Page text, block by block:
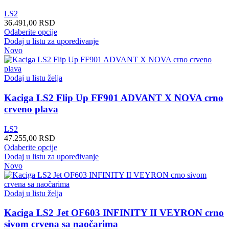
LS2
36.491,00 RSD
Odaberite opcijeOvaj
proizvod
više
Opcije
biti
izabrane
na
Dodaj u listu za upoređivanje
Novo
Dodaj u listu želja
Kaciga LS2 Flip Up FF901 ADVANT X NOVA crno
crveno plava
LS2
47.255,00 RSD
Odaberite opcijeOvaj
proizvod
više
varijanti.
Opcije
biti
na
Dodaj u listu za upoređivanje
Novo
Dodaj u listu želja
Kaciga LS2 Jet OF603 INFINITY II VEYRON crno
sivom crvena sa naočarima